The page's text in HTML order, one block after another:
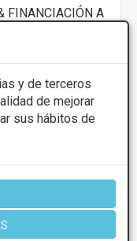
y de terceros
de mejorar
sus hábitos de
FINANCIACIÓN A
*
20:00
- 20:00
20:00